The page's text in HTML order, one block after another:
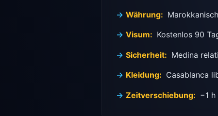
Währung:
Visum: Kostenlos 90
Sicherheit: Medina
Kleidung: Casablanca
Zeitverschiebung: −1